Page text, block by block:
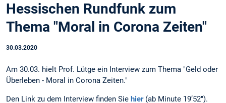
Hessischen Rundfunk zum
Thema "Moral in Corona Zeiten"
30.03.2020
Am 30.03. hielt Prof. Lütge ein Interview zum Thema "Geld oder
Überleben - Moral in Corona Zeiten."
Den Link zu dem Interview finden Sie hier(ab Minute 19’52").